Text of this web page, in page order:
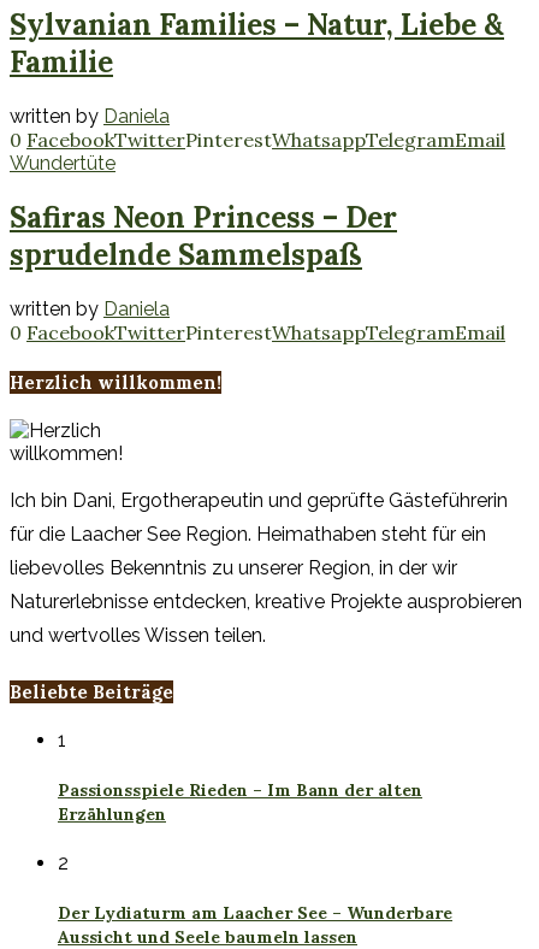
Sylvanian Families – Natur, Liebe &
Familie
written by Daniela
0 FacebookTwitterPinterestWhatsappTelegramEmail
Wundertüte
Safiras Neon Princess – Der
sprudelnde Sammelspaß
written by Daniela
0 FacebookTwitterPinterestWhatsappTelegramEmail
Herzlich willkommen!
Ich bin Dani, Ergotherapeutin und geprüfte Gästeführerin
für die Laacher See Region. Heimathaben steht für ein
liebevolles Bekenntnis zu unserer Region, in der wir
Naturerlebnisse entdecken, kreative Projekte ausprobieren
und wertvolles Wissen teilen.
Beliebte Beiträge
1
Passionsspiele Rieden – Im Bann der alten
Erzählungen
2
Der Lydiaturm am Laacher See – Wunderbare
Aussicht und Seele baumeln lassen